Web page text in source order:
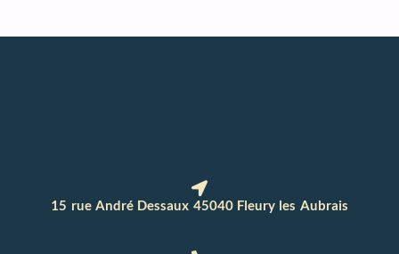
15 rue André Dessaux 45040 Fleury les Aubrais